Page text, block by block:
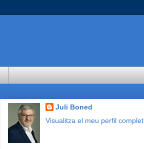
Juli Boned
Visualitza el meu perfil complet